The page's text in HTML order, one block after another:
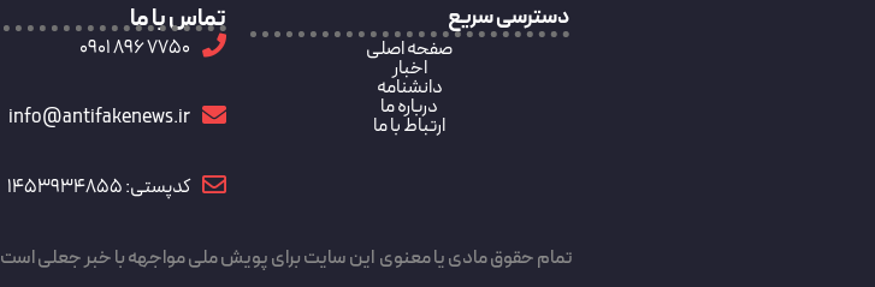
دسترسی سریع
صفحه اصلی
اخبار
دانشنامه
درباره ما
ارتباط با ما
تماس با ما
7750 896 0901
info@antifakenews.ir
کدپستی: 1453934855
تمام حقوق مادی یا معنوی این سایت برای پویش ملی مواجهه با خبر جعلی است